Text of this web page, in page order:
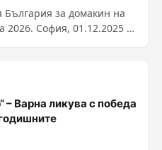
България за домакин на
2026. София, 01.12.2025 г.:
– Варна ликува с победа